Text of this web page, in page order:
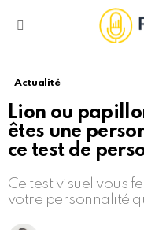
Actualité
Lion ou
êtes une
ce test de
Ce test visuel vous
votre personnalité